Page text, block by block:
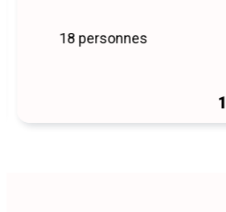
18 personnes